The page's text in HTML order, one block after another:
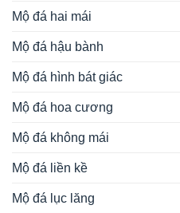
Mộ đá hai mái
Mộ đá hậu bành
Mộ đá hình bát giác
Mộ đá hoa cương
Mộ đá không mái
Mộ đá liền kề
Mộ đá lục lăng